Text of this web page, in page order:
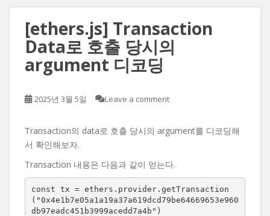
[ethers.js] Transaction
Data로 호출 당시의
argument 디코딩
2025년 3월 5일 Leave a comment
Transaction의 data로 호출 당시의 argument를 디코딩해
서 확인해보자.
Transaction 내용은 다음과 같이 얻는다.
const tx = ethers.provider.getTransaction
("0x4e1b7e05a1a19a37a619dcd79be64669653e960
db97eadc451b3999acedd7a4b")